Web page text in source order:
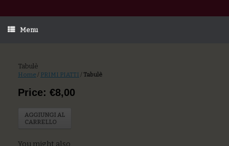
Menu
Tabulè
Home / PRIMI PIATTI /Tabulè
Price: €8,00
AGGIUNGI AL
CARRELLO
You might also